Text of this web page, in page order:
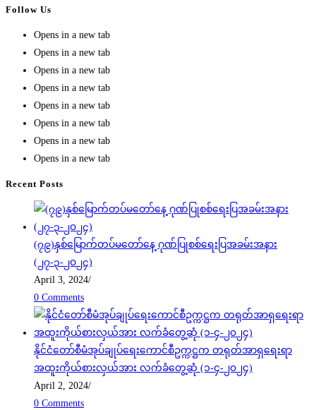
Follow Us
Opens in a new tab
Opens in a new tab
Opens in a new tab
Opens in a new tab
Opens in a new tab
Opens in a new tab
Opens in a new tab
Opens in a new tab
Recent Posts
(၇၉)နှစ်မြောက်တပ်မတော်နေ့ ဂုဏ်ပြုစစ်ရေးပြအခမ်းအနား
(၂၇-၃-၂၀၂၄)
April 3, 2024/
0 Comments
နိုင်ငံတော်စီမံအုပ်ချုပ်ရေးကောင်စီဥက္ကဋ္ဌက တရုတ်အာရှရေးရာ
အထူးကိုယ်စားလှယ်အား လက်ခံတွေ့ဆုံ (၁-၄-၂၀၂၄)
April 2, 2024/
0 Comments